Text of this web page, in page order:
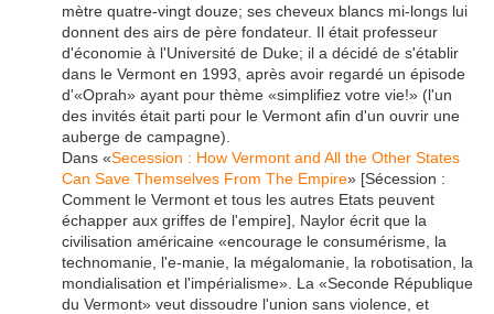
mètre quatre-vingt douze; ses cheveux blancs mi-longs lui
donnent des airs de père fondateur. Il était professeur
d'économie à l'Université de Duke; il a décidé de s'établir
dans le Vermont en 1993, après avoir regardé un épisode
d'«Oprah» ayant pour thème «simplifiez votre vie!» (l'un
des invités était parti pour le Vermont afin d'un ouvrir une
auberge de campagne).
Dans «Secession : How Vermont and All the Other States
Can Save Themselves From The Empire» [Sécession :
Comment le Vermont et tous les autres Etats peuvent
échapper aux griffes de l'empire], Naylor écrit que la
civilisation américaine «encourage le consumérisme, la
technomanie, l'e-manie, la mégalomanie, la robotisation, la
mondialisation et l'impérialisme». La «Seconde République
du Vermont» veut dissoudre l'union sans violence, et